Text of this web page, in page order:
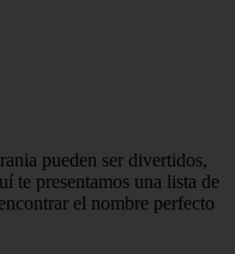
pueden ser divertidos,
te presentamos una lista de
el nombre perfecto